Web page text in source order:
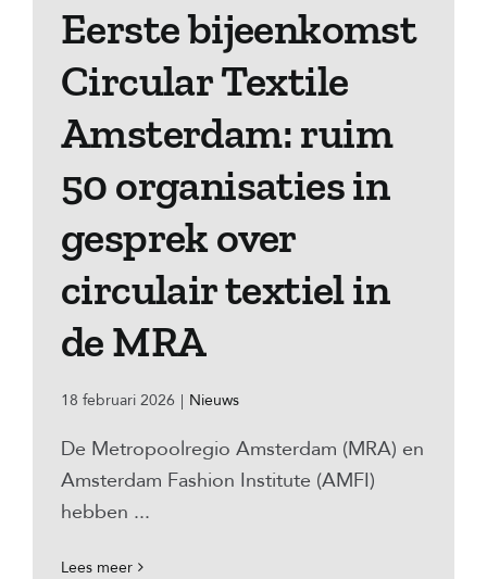
Eerste bijeenkomst
Circular Textile
Amsterdam: ruim
50 organisaties in
gesprek over
circulair textiel in
de MRA
18 februari 2026 | Nieuws
De Metropoolregio Amsterdam (MRA) en
Amsterdam Fashion Institute (AMFI)
hebben ...
Lees meer